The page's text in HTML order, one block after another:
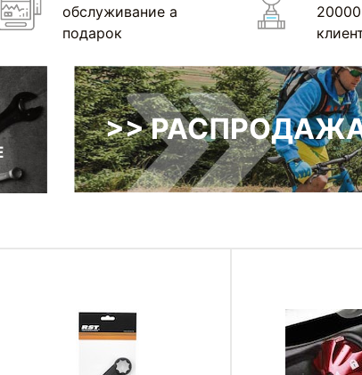
обслуживание а
подарок
>>